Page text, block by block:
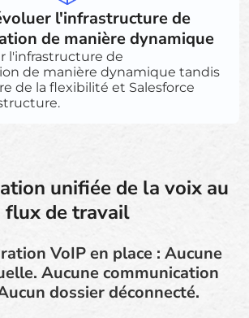
l'infrastructure de
de manière dynamique
l'infrastructure de
de manière dynamique tandis
de la flexibilité et Salesforce
unifiée de la voix au
flux de travail
VoIP en place : Aucune
Aucune communication
dossier déconnecté.